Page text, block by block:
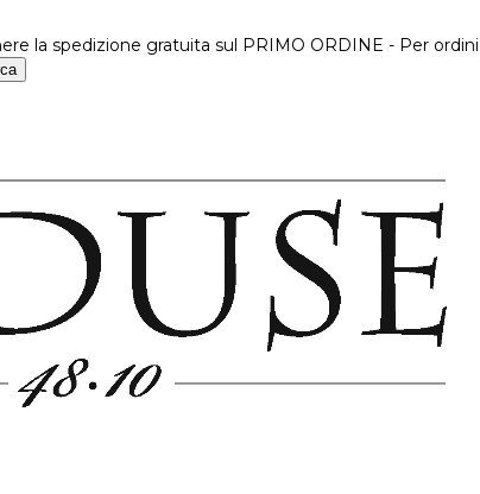
la spedizione gratuita sul PRIMO ORDINE - Per